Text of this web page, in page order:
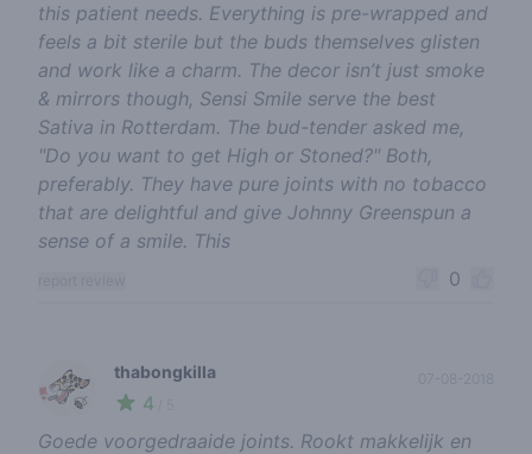
this patient needs. Everything is pre-wrapped and
feels a bit sterile but the buds themselves glisten
and work like a charm. The decor isn’t just smoke
& mirrors though, Sensi Smile serve the best
Sativa in Rotterdam. The bud-tender asked me,
"Do you want to get High or Stoned?" Both,
preferably. They have pure joints with no tobacco
that are delightful and give Johnny Greenspun a
sense of a smile. This
0
🍃
thabongkilla
4
Goede voorgedraaide joints. Rookt makkelijk en